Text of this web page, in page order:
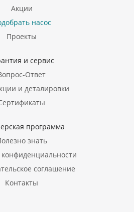
Акции
насос
Проекты
и сервис
Ответ
и деталировки
программа
знать
соглашение
Контакты